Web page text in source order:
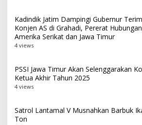
Kadindik Jatim Dampingi Gubernur
Konjen AS di Grahadi, Pererat
Amerika Serikat dan Jawa Timur
4 views
PSSI Jawa Timur Akan Selenggarakan
Ketua Akhir Tahun 2025
4 views
Satrol Lantamal V Musnahkan Barbuk
Ton